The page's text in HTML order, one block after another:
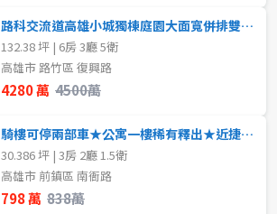
路科交流道高雄小城獨棟庭園大面寬併排雙車庫豪
132.38 坪 | 6房 3廳 5衛
高雄市 路竹區 復興路
4280 萬 4500萬
騎樓可停兩部車★公寓一樓稀有釋出★近捷運學區商圈
30.386 坪 | 3房 2廳 1.5衛
高雄市 前鎮區 南衙路
798 萬 838萬